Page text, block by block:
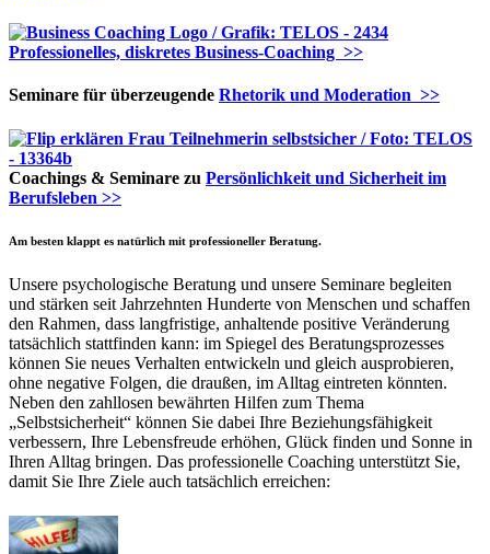
Professionelles, diskretes Business-Coaching >>
Seminare für überzeugende Rhetorik und Moderation >>
Coachings & Seminare zu Persönlichkeit und Sicherheit im
Berufsleben >>
Am besten klappt es natürlich mit professioneller Beratung.
Unsere psychologische Beratung und unsere Seminare begleiten
und stärken seit Jahrzehnten Hunderte von Menschen und schaffen
den Rahmen, dass langfristige, anhaltende positive Veränderung
tatsächlich stattfinden kann: im Spiegel des Beratungsprozesses
können Sie neues Verhalten entwickeln und gleich ausprobieren,
ohne negative Folgen, die draußen, im Alltag eintreten könnten.
Neben den zahllosen bewährten Hilfen zum Thema
„Selbstsicherheit“ können Sie dabei Ihre Beziehungsfähigkeit
verbessern, Ihre Lebensfreude erhöhen, Glück finden und Sonne in
Ihren Alltag bringen. Das professionelle Coaching unterstützt Sie,
damit Sie Ihre Ziele auch tatsächlich erreichen: